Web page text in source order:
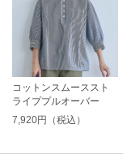
コットンスムーススト
ライププルオーバー
7,920円（税込）